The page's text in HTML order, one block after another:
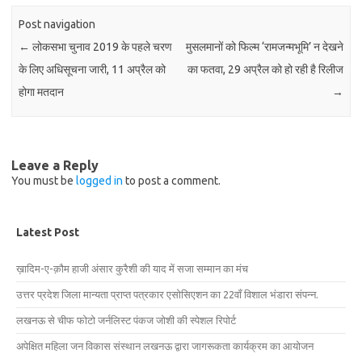
Post navigation
← लोकसभा चुनाव 2019 के पहले चरण
के लिए अधिसूचना जारी, 11 अप्रैल को
होगा मतदान
मुसलमानों को फिल्म ‘रामजन्मभूमि’ न देखने
का फतवा, 29 अप्रैल को हो रही है रिलीज
→
Leave a Reply
You must be logged in to post a comment.
Latest Post
ख़ादिम-ए-क़ौम हाजी अंसार कुरैशी की याद में सजा सम्मान का मंच
उत्तर प्रदेश जिला मान्यता प्राप्त पत्रकार एसोसिएशन का 22वाँ विशाल भंडारा संपन्न.
लखनऊ से चीफ फोटो जर्नलिस्ट पंकज जोशी की स्पेशल रिपोर्ट
अपेक्षित महिला जन विकास संस्थान लखनऊ द्वारा जागरूकता कार्यक्रम का आयोजन